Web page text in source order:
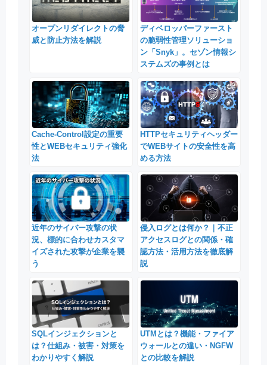
オープンリダイレクトの脅
威と防止方法を解説
ディベロッパーファースト
の脆弱性管理ソリューショ
ン「Snyk」。セゾン情報シ
ステムズの事例とは
Cache-Control設定の重要
性とWEBセキュリティ強化
法
HTTPセキュリティヘッダー
でWEBサイトの安全性を高
める方法
近年のサイバー攻撃の状
況、標的に合わせカスタマ
イズされた攻撃が企業を襲
う
侵入ログとは何か？｜不正
アクセスログとの関係・確
認方法・活用方法を徹底解
説
SQLインジェクションと
は？仕組み・被害・対策を
わかりやすく解説
UTMとは？機能・ファイア
ウォールとの違い・NGFW
との比較を解説